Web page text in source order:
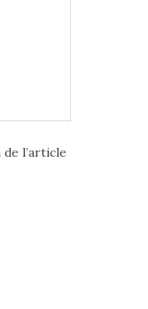
l’article